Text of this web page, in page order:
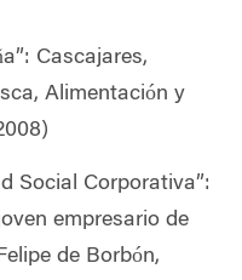
Cascajares,
Alimentación y
Social Corporativa”:
empresario de
de Borbón,